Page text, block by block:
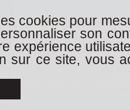
cookies pour
son
expérience
sur ce site, vous